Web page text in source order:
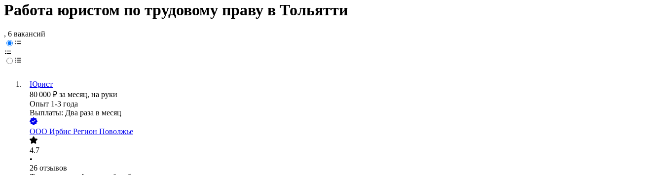
Работа юристом по трудовому праву в Тольятти
, 6 вакансий
Юрист
80 000 ₽ за месяц, на руки
Опыт 1-3 года
Выплаты: Два раза в месяц
ООО Ирбис Регион Поволжье
4.7
•
26 отзывов